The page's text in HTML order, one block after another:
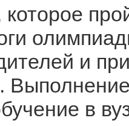
которое
и
в